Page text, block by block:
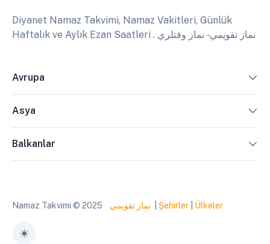
Diyanet Namaz Takvimi, Namaz Vakitleri, Günlük
Haftalık ve Aylık Ezan Saatleri . نماز تقويمي - نماز وقتلري
Avrupa
Asya
Balkanlar
Namaz Takvimi © 2025 نماز تقويمي Şehirler Ülkeler
Toggle theme